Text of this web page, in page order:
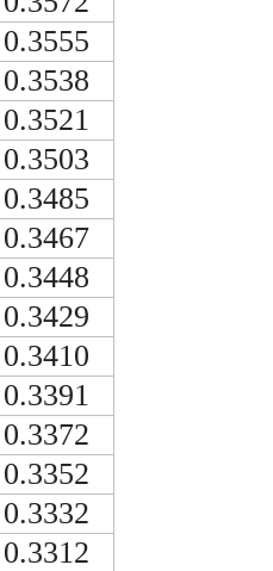
0.3555
0.3538
0.3521
0.3503
0.3485
0.3467
0.3448
0.3429
0.3410
0.3391
0.3372
0.3352
0.3332
0.3312